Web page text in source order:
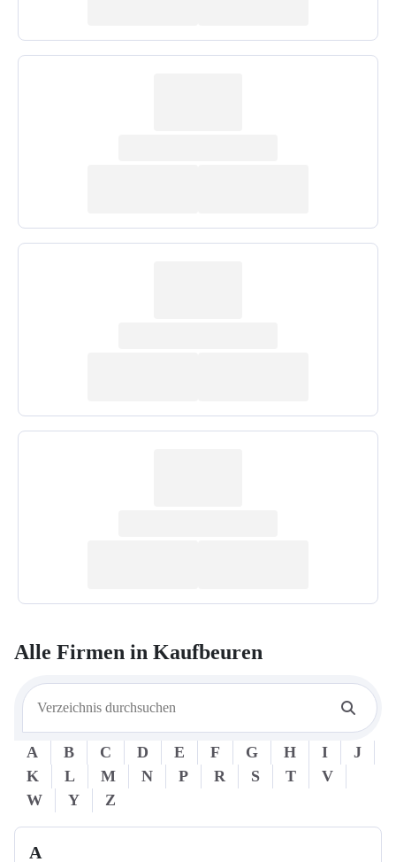
Alle Firmen in Kaufbeuren
A B C D E F G H I
J
K
L M N P R S T
V
W
Y Z
A